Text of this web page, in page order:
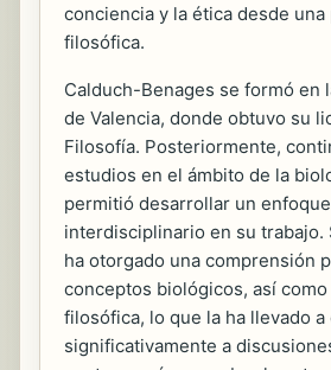
conciencia y la ética desde
filosófica.
Calduch-Benages se formó en
de Valencia, donde obtuvo su
Filosofía. Posteriormente,
estudios en el ámbito de la
permitió desarrollar un enfoque
interdisciplinario en su trabajo.
ha otorgado una comprensión
conceptos biológicos, así
filosófica, lo que la ha llevado
significativamente a